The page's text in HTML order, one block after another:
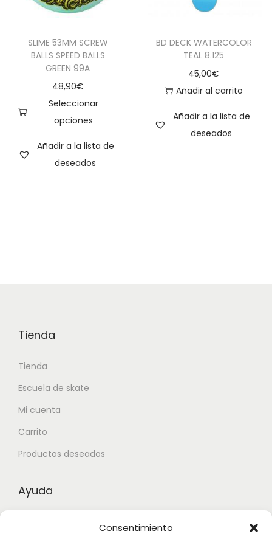
Consentimiento
SLIME 53MM SCREW
BALLS SPEED BALLS
GREEN 99A
48,90€
Seleccionar
opciones
Añadir a la lista de
deseados
BD DECK WATERCOLOR
TEAL 8.125
45,00€
Añadir al carrito
Añadir a la lista de
deseados
Tienda
Tienda
Escuela de skate
Mi cuenta
Carrito
Productos deseados
Ayuda